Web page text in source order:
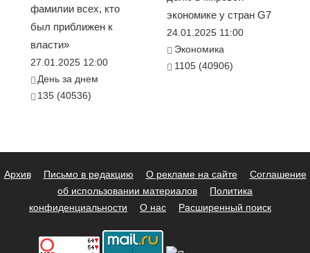
фамилии всех, кто
был приближен к
власти»
27.01.2025 12:00
День за днем
135 (40536)
экономике у стран G7
24.01.2025 11:00
Экономика
1105 (40906)
Архив Письмо в редакцию О рекламе на сайте
Соглашение
об использовании материалов
Политика
конфиденциальности
О нас Расширенный поиск